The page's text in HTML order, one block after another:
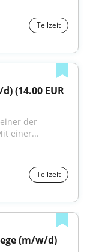
Teilzeit
(14.00 EUR
der
einer...
Teilzeit
(m/w/d)